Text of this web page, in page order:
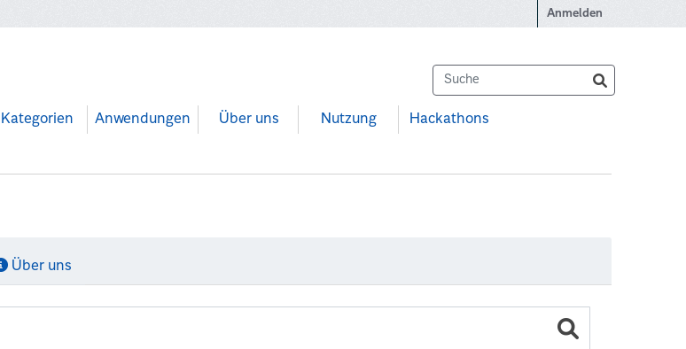
Anmelden
Kategorien Anwendungen Über uns Nutzung Hackathons
Über uns